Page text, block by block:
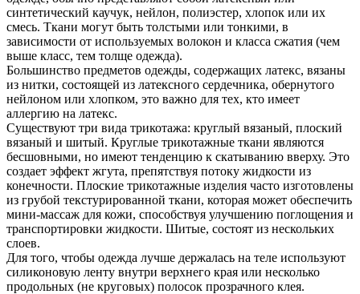
синтетический каучук, нейлон, полиэстер, хлопок или их
смесь. Ткани могут быть толстыми или тонкими, в
зависимости от используемых волокон и класса сжатия (чем
выше класс, тем толще одежда).
Большинство предметов одежды, содержащих латекс, вязаны
из нитки, состоящей из латексного сердечника, обернутого
нейлоном или хлопком, это важно для тех, кто имеет
аллергию на латекс.
Существуют три вида трикотажа: круглый вязаный, плоский
вязаный и шитый. Круглые трикотажные ткани являются
бесшовными, но имеют тенденцию к скатыванию вверху. Это
создает эффект жгута, препятствуя потоку жидкости из
конечности. Плоские трикотажные изделия часто изготовлены
из грубой текстурированной ткани, которая может обеспечить
мини-массаж для кожи, способствуя улучшению поглощения и
транспортировки жидкости. Шитые, состоят из нескольких
слоев.
Для того, чтобы одежда лучше держалась на теле используют
силиконовую ленту внутри верхнего края или несколько
продольных (не круговых) полосок прозрачного клея.